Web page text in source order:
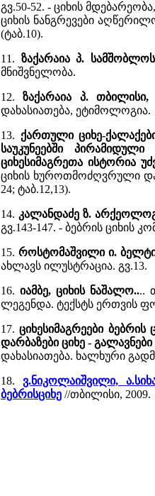
გვ.50-52. - ციხის
ციხის ნანგრევები
(ტაბ.10).
11. ზაქარაია პ.
მნიშვნელობა.
12. ზაქარაია პ.
დახასიათება, ეტიმოლოგია.
13. ქართული ციხე-
საუკუნეებში
ციხესიმაგრეთა ისტორია
ციხის ხუროთმოძღვრული
24; ტაბ.12,13).
14. კალანდაძე ზ.
გვ.143-147. - ბებრის ციხის
15. როსტომაშვილი ი.
ახლავს ილუსტრაცია. გვ.13.
16. იამბე, ციხის ნაშალო....
ლეგენდა. ტექსტს ერთვის
17.ციხესიმაგრეები
დარბაზები ციხე - გალავნები
დახასიათება. ხალხური
18. ვ.ნიკოლაიშვილი,
ბებრისციხე //თბილისი, 2009.